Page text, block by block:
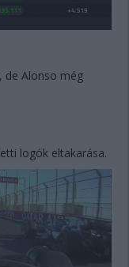
de Alonso még
logók eltakarása.